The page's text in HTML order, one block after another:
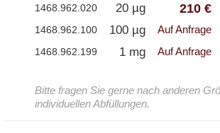
1468.962.020 20 µg 210 €
1468.962.100 100 µg Auf Anfrage
1468.962.199 1 mg Auf Anfrage
Bitte fragen Sie gerne nach anderen
individuellen Abfüllungen.